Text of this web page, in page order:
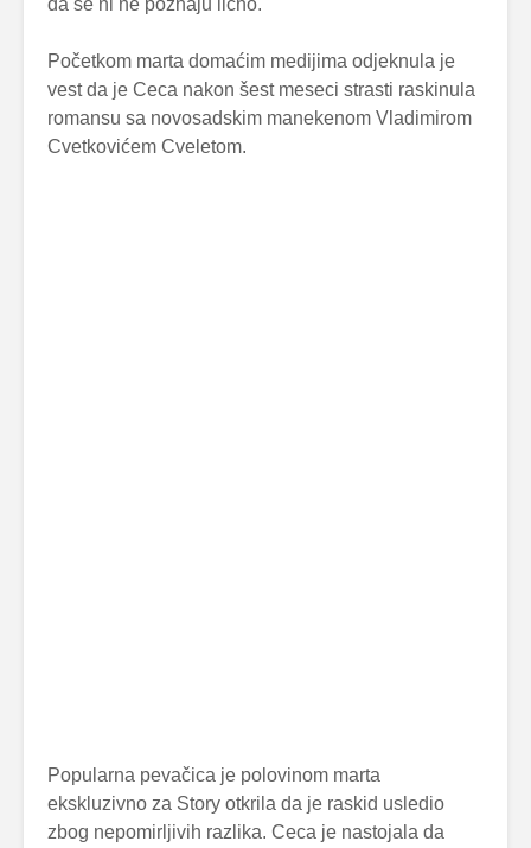
Početkom marta domaćim medijima odjeknula je
vest da je Ceca nakon šest meseci strasti raskinula
romansu sa novosadskim manekenom Vladimirom
Cvetkovićem Cveletom.
Popularna pevačica je polovinom marta
ekskluzivno za Story otkrila da je raskid usledio
zbog nepomirljivih razlika. Ceca je nastojala da